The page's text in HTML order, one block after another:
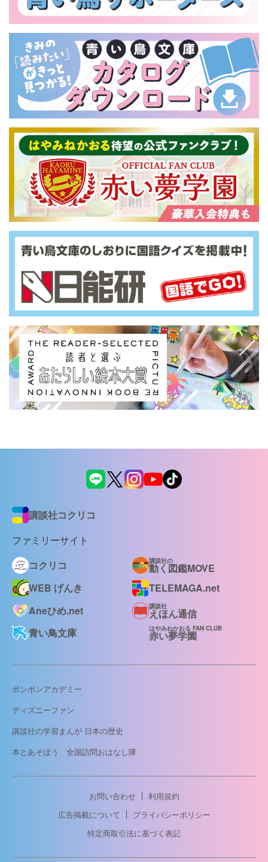
講談社コクリコ
ファミリーサイト
コクリコ
講談社の
動く図鑑MOVE
WEB げんき
TELEMAGA.net
Aneひめ.net
講談社
えほん通信
青い鳥文庫
はやみねかおる FAN CLUB
赤い夢学園
ボンボンアカデミー
ディズニーファン
講談社の学習まんが 日本の歴史
本とあそぼう 全国訪問おはなし隊
お問い合わせ
利用規約
広告掲載について
プライバシーポリシー
特定商取引法に基づく表記